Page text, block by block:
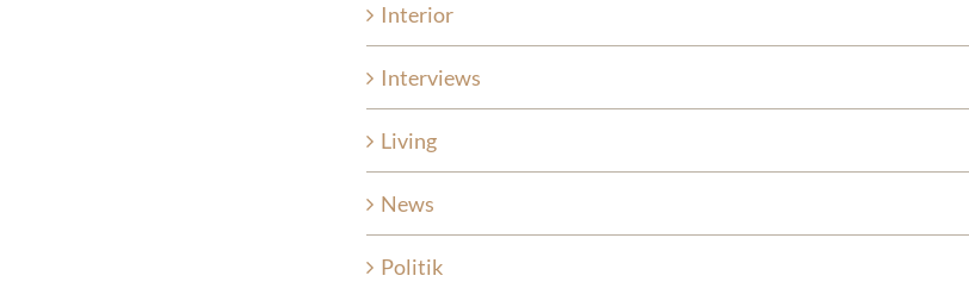
Interior
Interviews
Living
News
Politik